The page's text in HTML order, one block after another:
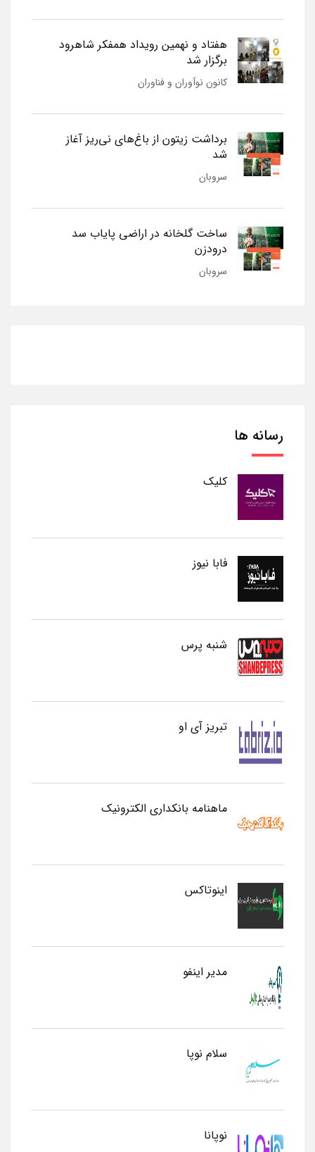
هفتاد و نهمین رویداد همفکر شاهرود
برگزار شد
کانون نوآوران و فناوران
برداشت زیتون از باغ‌های نی‌ریز آغاز
شد
سروبان
ساخت گلخانه در اراضی پایاب سد
درودزن
سروبان
رسانه ها
کلیک
فابا نیوز
شنبه پرس
تبریز آی او
ماهنامه بانکداری الکترونیک
اینوتاکس
مدیر اینفو
سلام نوپا
نوپانا